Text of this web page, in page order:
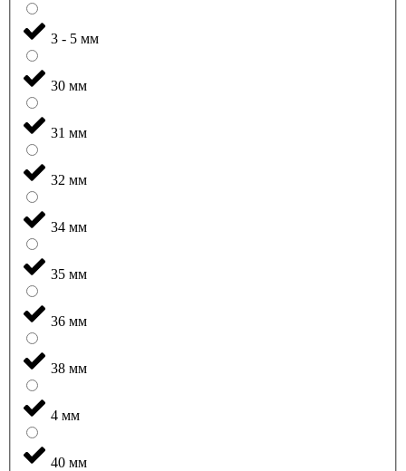
3 - 5 мм
30 мм
31 мм
32 мм
34 мм
35 мм
36 мм
38 мм
4 мм
40 мм